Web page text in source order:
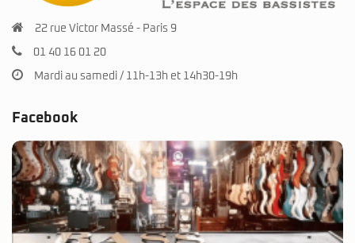
Mardi au samedi / 11h-13h et 14h30-19h
Facebook